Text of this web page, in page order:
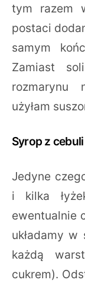
tym razem
postaci
samym
Zamiast
rozmarynu
użyłam
Syrop z cebuli
Jedyne
i kilka
ewentualnie
układamy w
każdą
cukrem).